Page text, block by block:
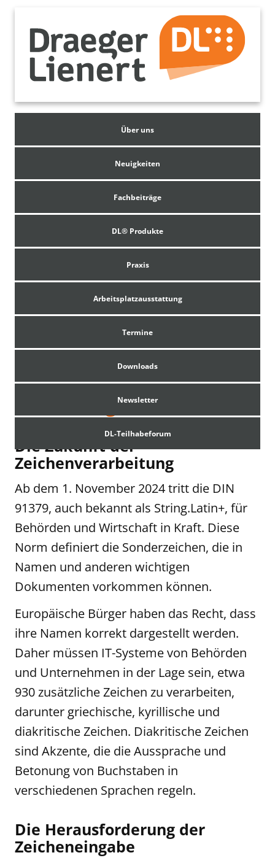
Über uns
Neuigkeiten
Fachbeiträge
DL® Produkte
Praxis
Arbeitsplatzausstattung
Termine
Downloads
Newsletter
DL-Teilhabeforum
DL® String.Latin +
Die Zukunft der
Zeichenverarbeitung
Ab dem 1. November 2024 tritt die DIN
91379, auch bekannt als String.Latin+, für
Behörden und Wirtschaft in Kraft. Diese
Norm definiert die Sonderzeichen, die in
Namen und anderen wichtigen
Dokumenten vorkommen können.
Europäische Bürger haben das Recht, dass
ihre Namen korrekt dargestellt werden.
Daher müssen IT-Systeme von Behörden
und Unternehmen in der Lage sein, etwa
930 zusätzliche Zeichen zu verarbeiten,
darunter griechische, kyrillische und
diakritische Zeichen. Diakritische Zeichen
sind Akzente, die die Aussprache und
Betonung von Buchstaben in
verschiedenen Sprachen regeln.
Die Herausforderung der
Zeicheneingabe